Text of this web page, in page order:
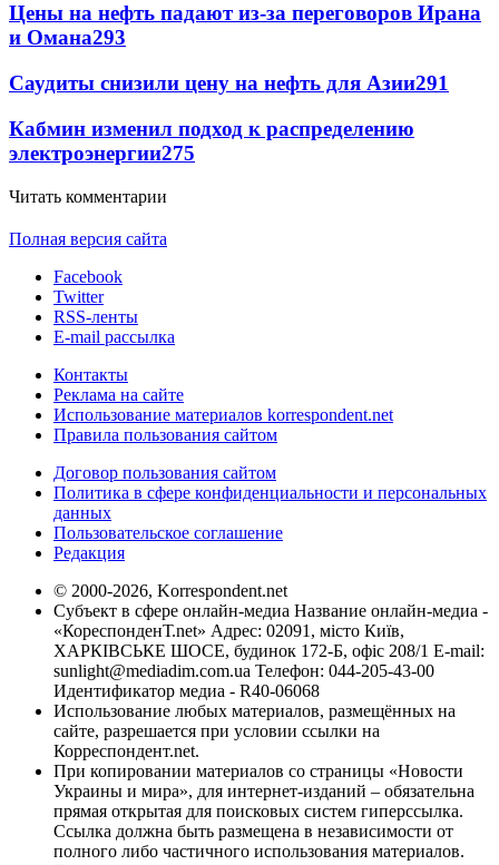
Цены на нефть падают из-за переговоров Ирана
и Омана293
Саудиты снизили цену на нефть для Азии291
Кабмин изменил подход к распределению
электроэнергии275
Читать комментарии
Полная версия сайта
Facebook
Twitter
RSS-ленты
E-mail рассылка
Контакты
Реклама на сайте
Использование материалов korrespondent.net
Правила пользования сайтом
Договор пользования сайтом
Политика в сфере конфиденциальности и персональных
данных
Пользовательское соглашение
Редакция
© 2000-2026, Korrespondent.net
Субъект в сфере онлайн-медиа Название онлайн-медиа -
«КореспонденТ.net» Адрес: 02091, місто Київ,
ХАРКІВСЬКЕ ШОСЕ, будинок 172-Б, офіс 208/1 E-mail:
sunlight@mediadim.com.ua Телефон: 044-205-43-00
Идентификатор медиа - R40-06068
Использование любых материалов, размещённых на
сайте, разрешается при условии ссылки на
Корреспондент.net.
При копировании материалов со страницы «Новости
Украины и мира», для интернет-изданий – обязательна
прямая открытая для поисковых систем гиперссылка.
Ссылка должна быть размещена в независимости от
полного либо частичного использования материалов.